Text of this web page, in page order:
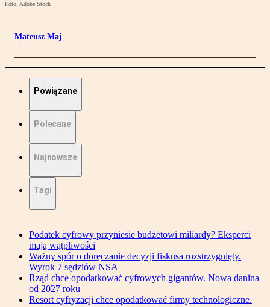
Foto: Adobe Stock
Mateusz Maj
Powiązane
Polecane
Najnowsze
Tagi
Podatek cyfrowy przyniesie budżetowi miliardy? Eksperci
mają wątpliwości
Ważny spór o doręczanie decyzji fiskusa rozstrzygnięty.
Wyrok 7 sędziów NSA
Rząd chce opodatkować cyfrowych gigantów. Nowa danina
od 2027 roku
Resort cyfryzacji chce opodatkować firmy technologiczne.